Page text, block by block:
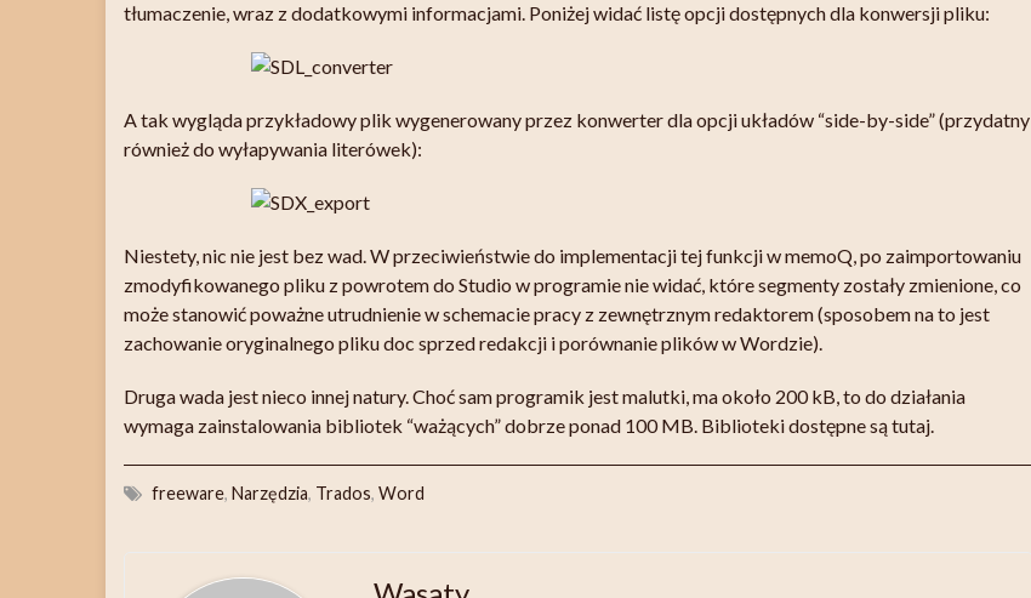
tłumaczenie, wraz z dodatkowymi informacjami. Poniżej widać listę opcji dostępnych dla konwersji pliku:
A tak wygląda przykładowy plik wygenerowany przez konwerter dla opcji układów “side-by-side” (przydatny
również do wyłapywania literówek):
Niestety, nic nie jest bez wad. W przeciwieństwie do implementacji tej funkcji w memoQ, po zaimportowaniu
zmodyfikowanego pliku z powrotem do Studio w programie nie widać, które segmenty zostały zmienione, co
może stanowić poważne utrudnienie w schemacie pracy z zewnętrznym redaktorem (sposobem na to jest
zachowanie oryginalnego pliku doc sprzed redakcji i porównanie plików w Wordzie).
Druga wada jest nieco innej natury. Choć sam programik jest malutki, ma około 200 kB, to do działania
wymaga zainstalowania bibliotek “ważących” dobrze ponad 100 MB. Biblioteki dostępne sątutaj.
freeware, Narzędzia, Trados, Word